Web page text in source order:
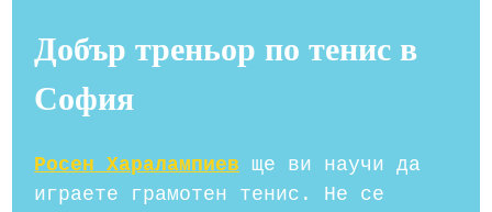
Добър треньор по тенис в
София
Росен Харалампиев ще ви научи да
играете грамотен тенис. Не се